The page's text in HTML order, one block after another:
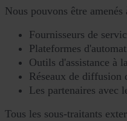
Nous pouvons être
Fournisseurs de
Plateformes
Outils d'assistance à
Réseaux de diffusion
Les partenaires avec
Tous les sous-traitants